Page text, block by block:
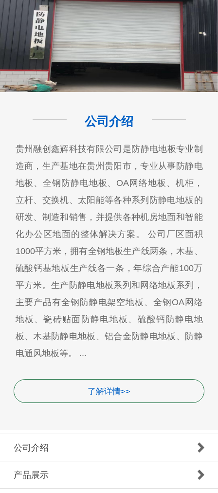
公司介绍
贵州融创鑫辉科技有限公司​是防静电地板专业制
造商，生产基地在贵州贵阳市，专业从事防静电
地板、全钢防静电地板、OA网络地板、机柜，
立杆、交换机、太阳能等各种系列防静电地板的
研发、制造和销售，并提供各种机房地面和智能
化办公区地面的整体解决方案。 公司厂区面积
1000平方米，拥有全钢地板生产线两条，木基、
硫酸钙基地板生产线各一条，年综合产能100万
平方米。生产防静电地板系列和网络地板系列，
主要产品有全钢防静电架空地板、全钢OA网络
地板、瓷砖贴面防静电地板、硫酸钙防静电地
板、木基防静电地板、铝合金防静电地板、防静
电通风地板等。 ...
了解详情>>
公司介绍
产品展示